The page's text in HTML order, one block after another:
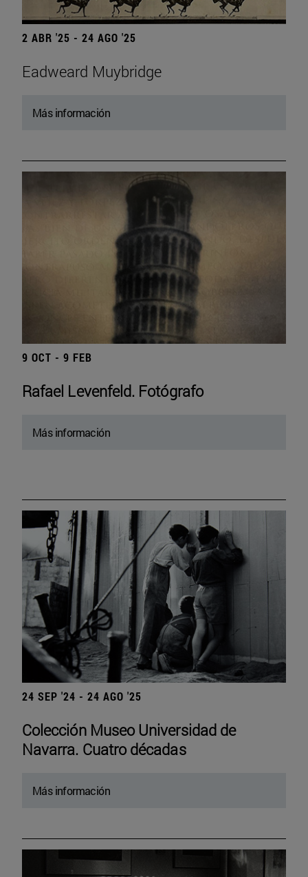
2 ABR '25 - 24 AGO '25
Eadweard Muybridge
Más información
9 OCT - 9 FEB
Rafael Levenfeld. Fotógrafo
Más información
24 SEP '24 - 24 AGO '25
Colección Museo Universidad de
Navarra. Cuatro décadas
Más información